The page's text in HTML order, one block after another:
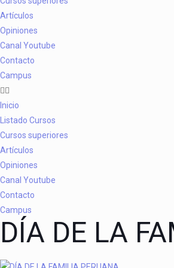
Artículos
Opiniones
Canal Youtube
Contacto
Campus
Inicio
Listado Cursos
Cursos superiores
Artículos
Opiniones
Canal Youtube
Contacto
Campus
DÍA DE LA